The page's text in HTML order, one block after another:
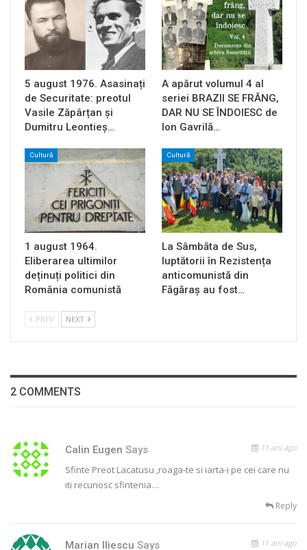
5 august 1976. Asasinați
de Securitate: preotul
Vasile Zăpârțan și
Dumitru Leontieș…
A apărut volumul 4 al
seriei BRAZII SE FRÂNG,
DAR NU SE ÎNDOIESC de
Ion Gavrilă…
Cultură
1 august 1964.
Eliberarea ultimilor
deținuți politici din
România comunistă
Cultură
La Sâmbăta de Sus,
luptătorii în Rezistența
anticomunistă din
Făgăraș au fost…
PREV NEXT
2 COMMENTS
Calin Eugen Says 11 ani ago
Sfinte Preot Lacatusu ,roaga-te si iarta-i pe cei care nu
iti recunosc sfintenia…
Reply
Marian Iliescu Says 11 ani ago